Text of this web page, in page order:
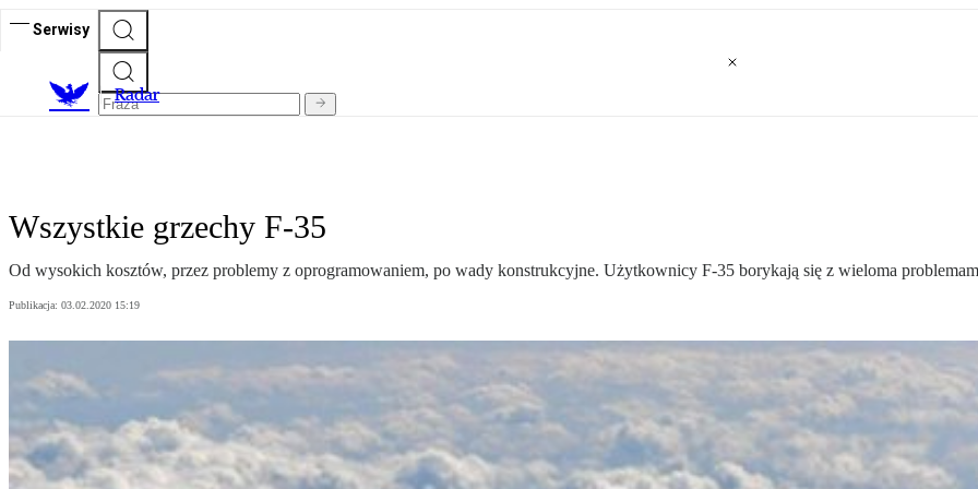
Serwisy
Radar
Wszystkie grzechy F-35
Od wysokich kosztów, przez problemy z oprogramowaniem, po wady konstrukcyjne. Użytkownicy F-35 borykają się z wieloma
Publikacja: 03.02.2020 15:19